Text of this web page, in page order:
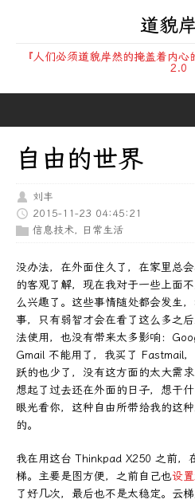
道貌
『人们必须道貌岸然的掩盖着内
2.0
自由的世界
刘丰
2015-11-23 04:45:21
信息技术, 日常生活
没办法，在外面住久了，在家里总
的客观了解，现在我对于一些上面
么兴趣了。这些事情随处都会发生
事，只有弱智才会在看了这么多之
法使用，也没有带来太多影响：
Gmail 不能用了，我买了 Fastmail
跃的也少了，没有这方面的太大需
想起了过去还在外面的日子，想干
眼光看你，这种自由所带给我的这
的。
我在用这台 Thinkpad X250 之前
梯。主要是图方便，之前自己也设
了好几次，最后也不是太稳定。云